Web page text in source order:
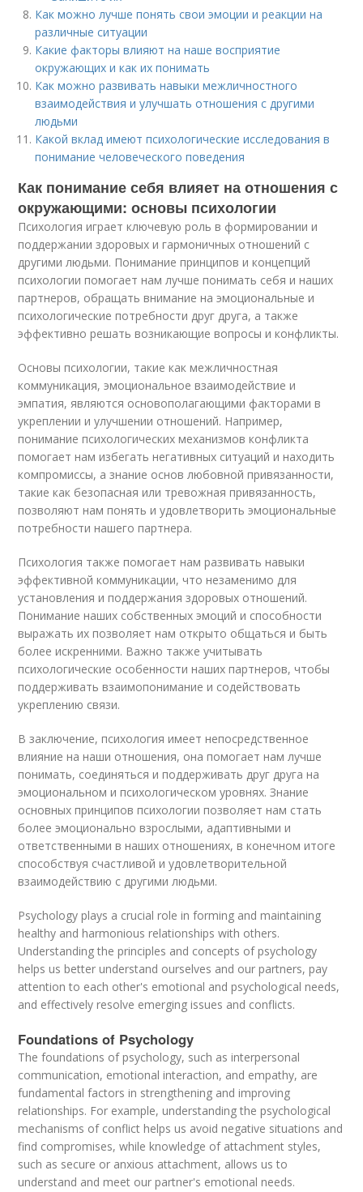
Как можно лучше понять свои эмоции и реакции на
различные ситуации
Какие факторы влияют на наше восприятие
окружающих и как их понимать
Как можно развивать навыки межличностного
взаимодействия и улучшать отношения с другими
людьми
Какой вклад имеют психологические исследования в
понимание человеческого поведения
Как понимание себя влияет на отношения с
окружающими: основы психологии
Психология играет ключевую роль в формировании и
поддержании здоровых и гармоничных отношений с
другими людьми. Понимание принципов и концепций
психологии помогает нам лучше понимать себя и наших
партнеров, обращать внимание на эмоциональные и
психологические потребности друг друга, а также
эффективно решать возникающие вопросы и конфликты.
Основы психологии, такие как межличностная
коммуникация, эмоциональное взаимодействие и
эмпатия, являются основополагающими факторами в
укреплении и улучшении отношений. Например,
понимание психологических механизмов конфликта
помогает нам избегать негативных ситуаций и находить
компромиссы, а знание основ любовной привязанности,
такие как безопасная или тревожная привязанность,
позволяют нам понять и удовлетворить эмоциональные
потребности нашего партнера.
Психология также помогает нам развивать навыки
эффективной коммуникации, что незаменимо для
установления и поддержания здоровых отношений.
Понимание наших собственных эмоций и способности
выражать их позволяет нам открыто общаться и быть
более искренними. Важно также учитывать
психологические особенности наших партнеров, чтобы
поддерживать взаимопонимание и содействовать
укреплению связи.
В заключение, психология имеет непосредственное
влияние на наши отношения, она помогает нам лучше
понимать, соединяться и поддерживать друг друга на
эмоциональном и психологическом уровнях. Знание
основных принципов психологии позволяет нам стать
более эмоционально взрослыми, адаптивными и
ответственными в наших отношениях, в конечном итоге
способствуя счастливой и удовлетворительной
взаимодействию с другими людьми.
Psychology plays a crucial role in forming and maintaining
healthy and harmonious relationships with others.
Understanding the principles and concepts of psychology
helps us better understand ourselves and our partners, pay
attention to each other's emotional and psychological needs,
and effectively resolve emerging issues and conflicts.
Foundations of Psychology
The foundations of psychology, such as interpersonal
communication, emotional interaction, and empathy, are
fundamental factors in strengthening and improving
relationships. For example, understanding the psychological
mechanisms of conflict helps us avoid negative situations and
find compromises, while knowledge of attachment styles,
such as secure or anxious attachment, allows us to
understand and meet our partner's emotional needs.